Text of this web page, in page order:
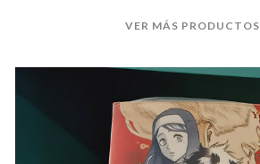
VER MÁS PRODUCTOS